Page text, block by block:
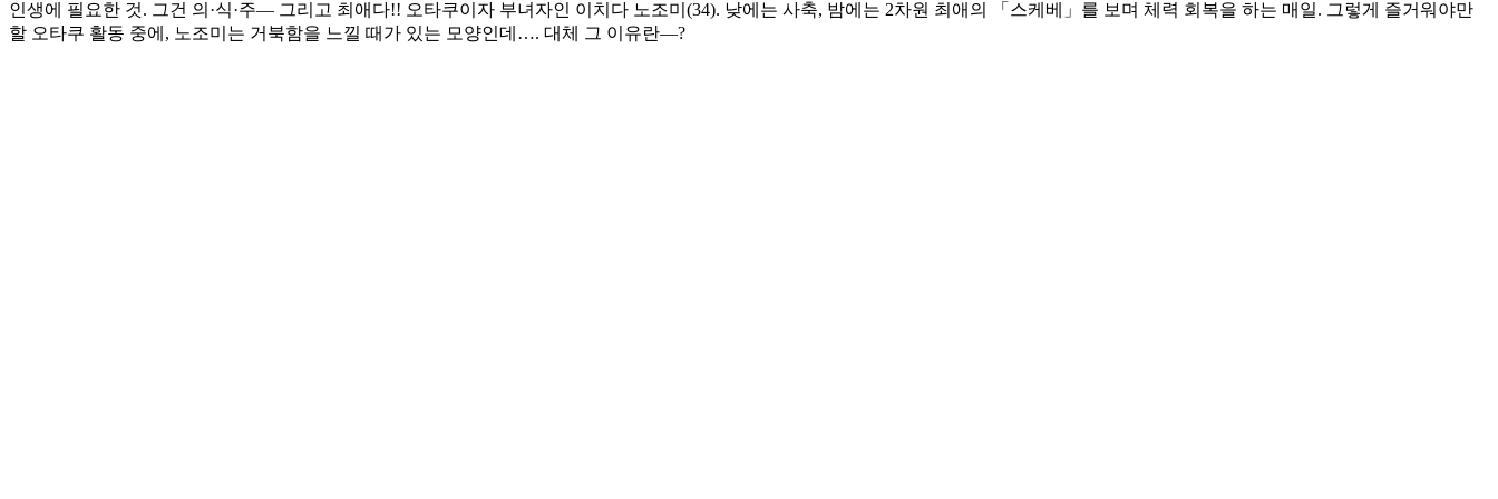
인생에 필요한 것. 그건 의·식·주― 그리고 최애다!! 오타쿠이자 부녀자인 이치다 노조미(34). 낮에는 사축, 밤에는 2차원 최애의 「스케베」를 보며 체력 회복을 하는 매일. 그렇게 즐거워야만
할 오타쿠 활동 중에, 노조미는 거북함을 느낄 때가 있는 모양인데…. 대체 그 이유란―?